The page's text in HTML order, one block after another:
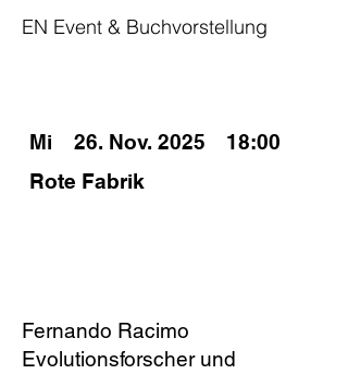
EN Event & Buchvorstellung
26. Nov. 2025
18:00
Rote Fabrik
Mi
Fernando Racimo
Evolutionsforscher und